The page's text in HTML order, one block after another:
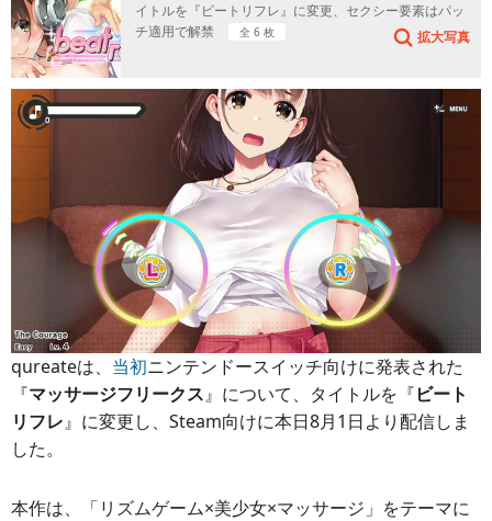
イトルを『ビートリフレ』に変更、セクシー要素はパッ
チ適用で解禁
全 6 枚 拡大写真
qureateは、 当初ニンテンドースイッチ向けに発表された
『マッサージフリークス』について、タイトルを『ビート
リフレ』に変更し、Steam向けに本日8月1日より配信しま
した。
本作は、「リズムゲーム×美少女×マッサージ」をテーマに